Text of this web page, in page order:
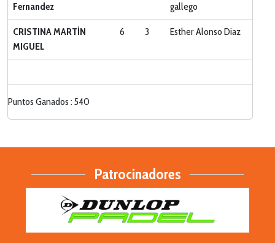
Fernandez
gallego
CRISTINA MARTÍN
MIGUEL
6 3 Esther Alonso Diaz
Puntos Ganados : 540
Patrocinadores